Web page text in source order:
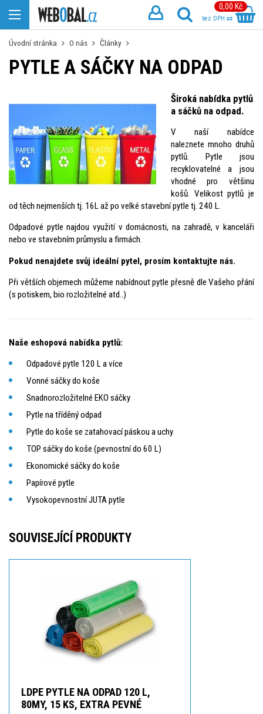
0,00 Kč
bez DPH
Úvodní stránka O nás Články
PYTLE A SÁČKY NA ODPAD
Široká nabídka pytlů
a sáčků na odpad.
V naší nabídce
naleznete mnoho druhů
pytlů. Pytle jsou
recyklovatelné a jsou
vhodné pro většinu
košů. Velikost pytlů je
od těch nejmenších tj. 16L až po velké stavební pytle tj. 240 L.
Odpadové pytle najdou využití v domácnosti, na zahradě, v kanceláři
nebo ve stavebním průmyslu a firmách.
Pokud nenajdete svůj ideální pytel, prosím kontaktujte nás.
Při větších objemech můžeme nabídnout pytle přesně dle Vašeho přání
(s potiskem, bio rozložitelné atd..)
Naše eshopová nabídka pytlů:
Odpadové pytle 120 L a více
Vonné sáčky do koše
Snadnorozložitelné EKO sáčky
Pytle na tříděný odpad
Pytle do koše se zatahovací páskou a uchy
TOP sáčky do koše (pevnostní do 60 L)
Ekonomické sáčky do koše
Papírové pytle
Vysokopevnostní JUTA pytle
SOUVISEJÍCÍ PRODUKTY
LDPE PYTLE NA ODPAD 120 L,
80MY, 15 KS, EXTRA PEVNÉ